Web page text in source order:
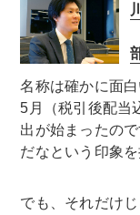
名称は確かに面
5月（税引後配当
出が始まったの
だなという印象を
でも、それだけ